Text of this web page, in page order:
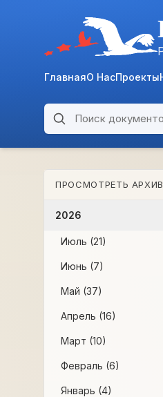
ARCHIVE
WWII • 1939–1945
ГлавнаяО НасПроекты
Поиск по архиву
ПРОСМОТРЕТЬ АРХИВ
2026
Июль (21)
Июнь (7)
Май (37)
Апрель (16)
Март (10)
Февраль (6)
Январь (4)